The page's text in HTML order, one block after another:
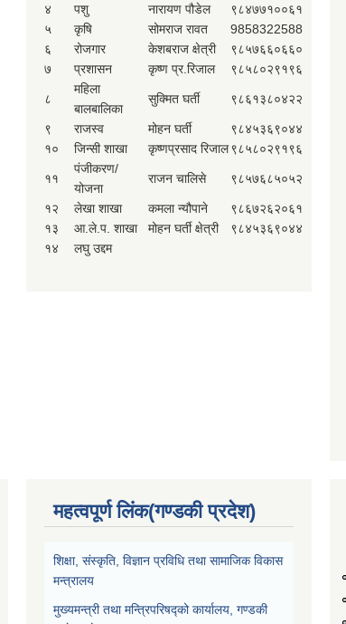
४
पशु नारायण पौडेल
९८४७७१००६१
५
कृषि सोमराज रावत
9858322588
६
रोजगार केशबराज क्षेत्री
९८५७६६०६६०
७
प्रशासन कृष्ण प्र.रिजाल ९८५८०२९१९६
८
महिला
बालबालिका
सुक्मित घर्ती ९८६१३८०४२२
९ राजस्व मोहन घर्ती
९८४५३६९०४४
१०
जिन्सी शाखा कृष्णप्रसाद रिजाल९८५८०२९१९६
११
पंजीकरण/
योजना
राजन चालिसे ९८५७६८५०५२
१२ लेखा शाखा कमला न्यौपाने
९८६७२६२०६१
१३
आ.ले.प. शाखा मोहन घर्ती क्षेत्री
९८४५३६९०४४
१४
लघु उद्दम
महत्वपूर्ण लिंक(गण्डकी प्रदेश)
शिक्षा, संस्कृति, विज्ञान प्रविधि तथा सामाजिक विकास
मन्त्रालय
मुख्यमन्त्री तथा मन्त्रिपरिषद्को कार्यालय, गण्डकी